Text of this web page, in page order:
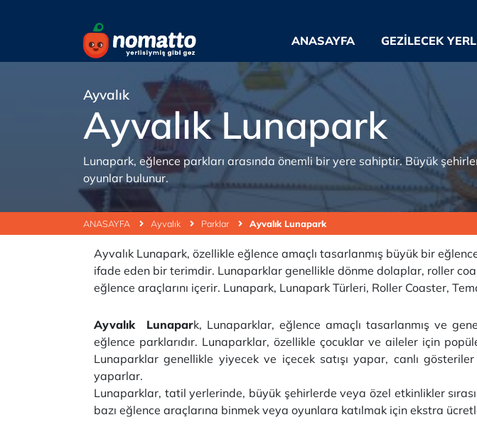
ANASAYFA GEZILECEK
ANASAYFA Ayvalık Parklar Ayvalık Lunapark
Ayvalık
Ayvalık Lunapark
Lunapark, eğlence parkları arasında önemli bir yere sahiptir. Büyük
oyunlar bulunur.
Ayvalık Lunapark, özellikle eğlence amaçlı tasarlanmış büyük bir
ifade eden bir terimdir. Lunaparklar genellikle dönme dolaplar, roller
eğlence araçlarını içerir. Lunapark, Lunapark Türleri, Roller Coaster,
Ayvalık Lunapark, Lunaparklar, eğlence amaçlı tasarlanmış ve
eğlence parklarıdır. Lunaparklar, özellikle çocuklar ve aileler için
Lunaparklar genellikle yiyecek ve içecek satışı yapar, canlı
yaparlar.
Lunaparklar, tatil yerlerinde, büyük şehirlerde veya özel etkinlikler
bazı eğlence araçlarına binmek veya oyunlara katılmak için ekstra